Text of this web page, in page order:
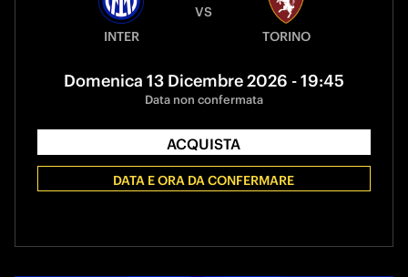
INTER
VS
TORINO
Domenica 13 Dicembre 2026 - 19:45
Data non confermata
ACQUISTA
DATA E ORA DA CONFERMARE